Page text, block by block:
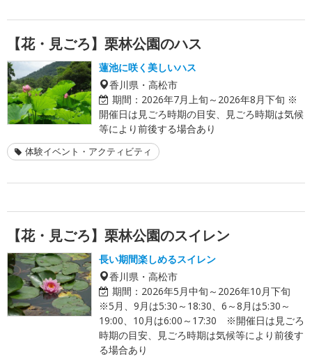
【花・見ごろ】栗林公園のハス
蓮池に咲く美しいハス
香川県・高松市
期間： 2026年7月上旬～2026年8月下旬 ※
開催日は見ごろ時期の目安、見ごろ時期は気候
等により前後する場合あり
体験イベント・アクティビティ
【花・見ごろ】栗林公園のスイレン
長い期間楽しめるスイレン
香川県・高松市
期間： 2026年5月中旬～2026年10月下旬
※5月、9月は5:30～18:30、6～8月は5:30～
19:00、10月は6:00～17:30 ※開催日は見ごろ
時期の目安、見ごろ時期は気候等により前後す
る場合あり